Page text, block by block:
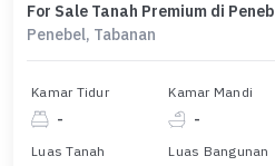
For Sale Tanah Premium di
Penebel, Tabanan
Kamar Tidur
-
Kamar Mandi
-
Luas Tanah Luas Bangunan